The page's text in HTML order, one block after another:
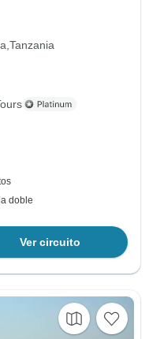
Tanzania
doble
Ver circuito